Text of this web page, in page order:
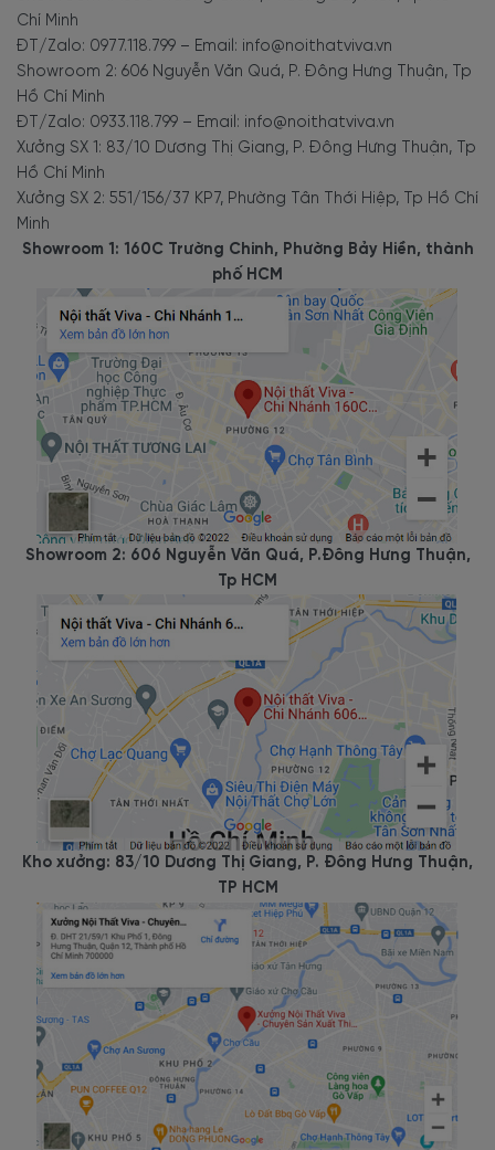
Chí Minh
ĐT/Zalo: 0977.118.799 – Email: info@noithatviva.vn
Showroom 2: 606 Nguyễn Văn Quá, P. Đông Hưng Thuận, Tp
Hồ Chí Minh
ĐT/Zalo: 0933.118.799 – Email: info@noithatviva.vn
Xưởng SX 1: 83/10 Dương Thị Giang, P. Đông Hưng Thuận, Tp
Hồ Chí Minh
Xưởng SX 2: 551/156/37 KP7, Phường Tân Thới Hiệp, Tp Hồ Chí
Minh
Showroom 1: 160C Trường Chinh, Phường Bảy Hiền, thành
phố HCM
Showroom 2: 606 Nguyễn Văn Quá, P.Đông Hưng Thuận,
Tp HCM
Kho xưởng: 83/10 Dương Thị Giang, P. Đông Hưng Thuận,
TP HCM